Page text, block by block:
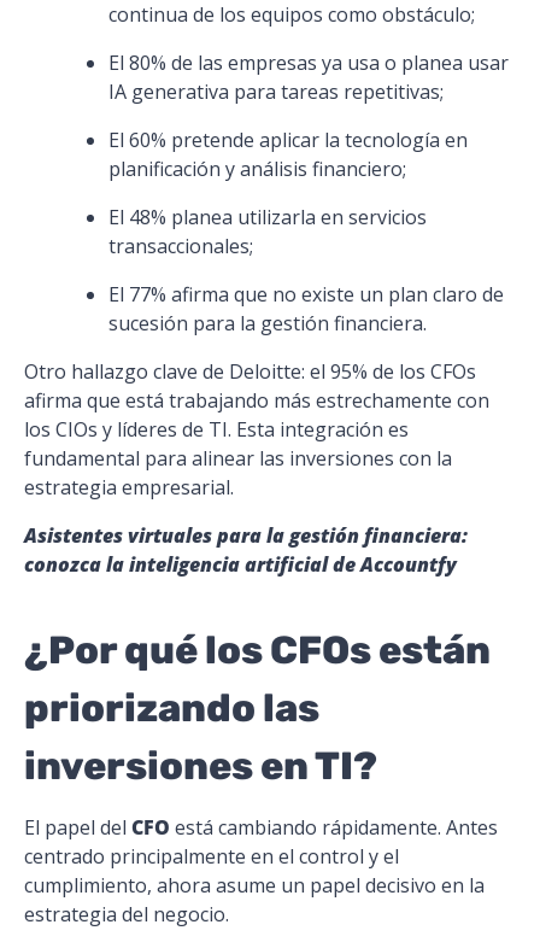
continua de los equipos como obstáculo;
El 80% de las empresas ya usa o planea usar
IA generativa para tareas repetitivas;
El 60% pretende aplicar la tecnología en
planificación y análisis financiero;
El 48% planea utilizarla en servicios
transaccionales;
El 77% afirma que no existe un plan claro de
sucesión para la gestión financiera.
Otro hallazgo clave de Deloitte: el 95% de los CFOs
afirma que está trabajando más estrechamente con
los CIOs y líderes de TI. Esta integración es
fundamental para alinear las inversiones con la
estrategia empresarial.
Asistentes virtuales para la gestión financiera:
conozca la inteligencia artificial de Accountfy
¿Por qué los CFOs están
priorizando las
inversiones en TI?
El papel del CFO está cambiando rápidamente. Antes
centrado principalmente en el control y el
cumplimiento, ahora asume un papel decisivo en la
estrategia del negocio.